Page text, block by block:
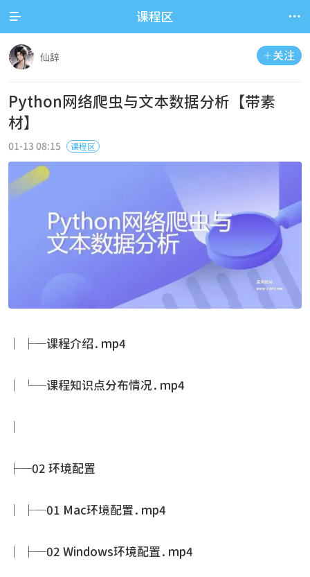
 课程区 
 关注
仙辞
Python网络爬虫与文本数据分析【带素
材】
01-13 08:15 课程区
│ ├─课程介绍.mp4
│ └─课程知识点分布情况.mp4
├─02 环境配置
│ ├─01 Mac环境配置.mp4
│ ├─02 Windows环境配置.mp4